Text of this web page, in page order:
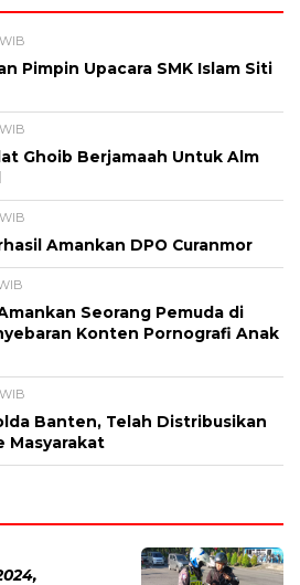
Pimpin Upacara SMK Islam Siti
Ghoib Berjamaah Untuk Alm
Amankan DPO Curanmor
Seorang Pemuda di
Konten Pornografi Anak
Banten, Telah Distribusikan
Masyarakat